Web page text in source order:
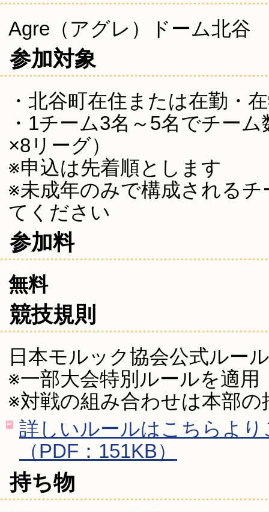
Agre（アグレ）ドーム北谷
参加対象
・北谷町在住または在勤・
・1チーム3名～5名でチー
×8リーグ）
※申込は先着順とします
※未成年のみで構成される
てください
参加料
無料
競技規則
日本モルック協会公式ルー
※一部大会特別ルールを適用
※対戦の組み合わせは本部の
詳しいルールはこちらよ
（PDF：151KB）
持ち物